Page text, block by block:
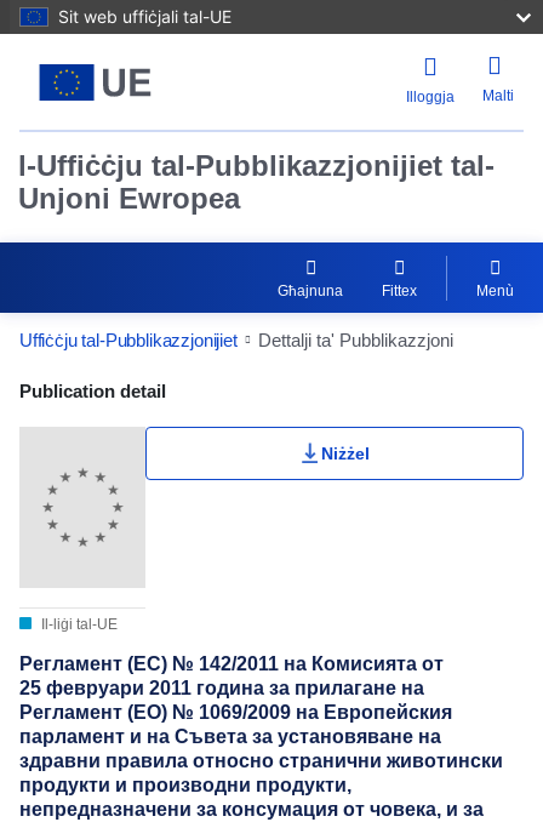
Sit web uffiċjali tal-UE
Illoggja Malti
l-Uffiċċju tal-Pubblikazzjonijiet tal-
Unjoni Ewropea
Għajnuna Fittex Menù
Uffiċċju tal-Pubblikazzjonijiet Dettalji ta' Pubblikazzjoni
Publication Detail Actions Portlet
Publication detail
Il-liġi tal-UE
Niżżel
Регламент (ЕС) № 142/2011 на Комисията от
25 февруари 2011 година за прилагане на
Регламент (ЕО) № 1069/2009 на Европейския
парламент и на Съвета за установяване на
здравни правила относно странични животински
продукти и производни продукти,
непредназначени за консумация от човека, и за